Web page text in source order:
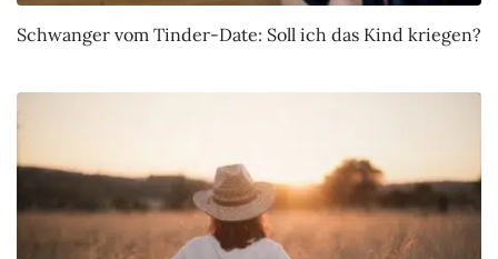
Schwanger vom Tinder-Date: Soll ich das Kind kriegen?